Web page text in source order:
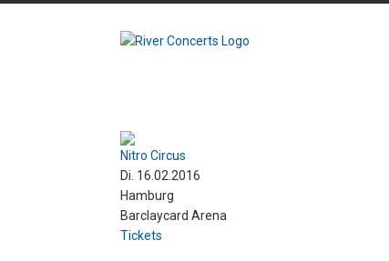
Nitro Circus
Di. 16.02.2016
Hamburg
Barclaycard Arena
Tickets